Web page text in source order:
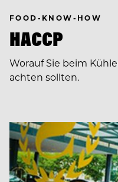
FOOD-KNOW-HOW
HACCP
Worauf Sie beim
achten sollten.